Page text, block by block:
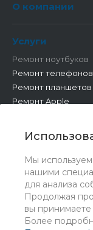
Мы
нашими
для анализа
Продолжая
вы принимаете
Более
О компании
Услуги
Ремонт ноутбуков
Ремонт телефонов
Ремонт планшетов
Ремонт Apple